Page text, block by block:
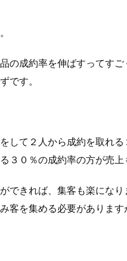
の成約率を伸ばすってす
です。
して２人から成約を取れ
３０％の成約率の方が売上
できれば、集客も楽にな
客を集める必要がありま